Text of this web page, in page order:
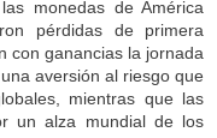
monedas de América
pérdidas de primera
con ganancias la jornada
aversión al riesgo que
mientras que las
un alza mundial de los